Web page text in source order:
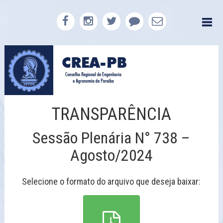
TRANSPARÊNCIA
Sessão Plenária N° 738 –
Agosto/2024
Selecione o formato do arquivo que deseja baixar: